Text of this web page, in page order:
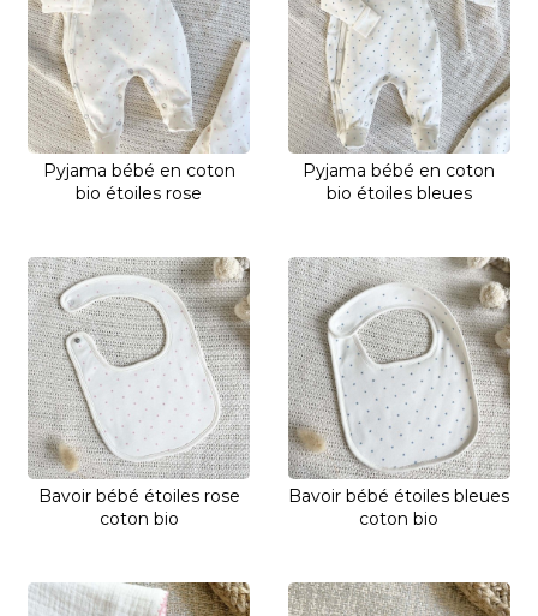
Pyjama bébé en coton
bio étoiles rose
Pyjama bébé en coton
bio étoiles bleues
Bavoir bébé étoiles rose
coton bio
Bavoir bébé étoiles bleues
coton bio